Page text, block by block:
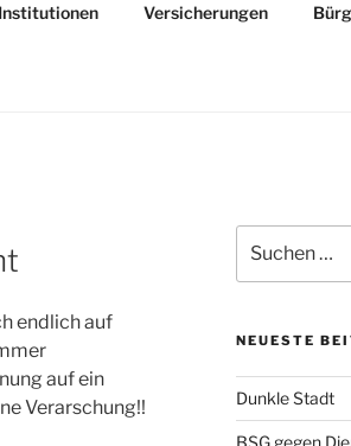
Institutionen Versicherungen
endlich auf
auf ein
Verarschung!!
nach:
NEUESTE
Dunkle Stadt